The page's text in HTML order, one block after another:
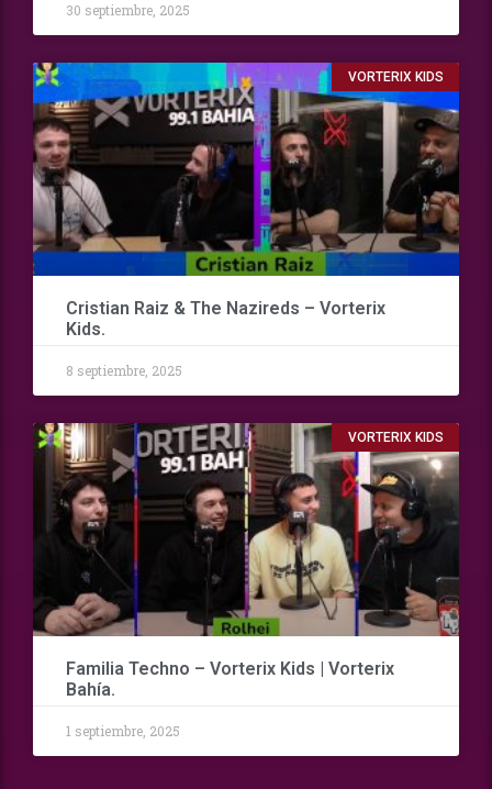
30 septiembre, 2025
VORTERIX KIDS
Cristian Raiz & The Nazireds – Vorterix
Kids.
8 septiembre, 2025
VORTERIX KIDS
Familia Techno – Vorterix Kids | Vorterix
Bahía.
1 septiembre, 2025